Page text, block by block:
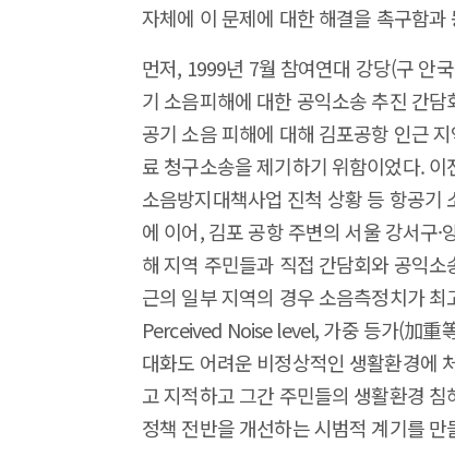
자체에 이 문제에 대한 해결을 촉구함
먼저, 1999년 7월 참여연대 강당(구 안
기 소음피해에 대한 공익소송 추진 간
공기 소음 피해에 대해 김포공항 인근
료 청구소송을 제기하기 위함이었다.
소음방지대책사업 진척 상황 등 항공기
에 이어, 김포 공항 주변의 서울 강서구
해 지역 주민들과 직접 간담회와 공익
근의 일부 지역의 경우 소음측정치가
Perceived Noise level, 가중 등가(加重
대화도 어려운 비정상적인 생활환경에
고 지적하고 그간 주민들의 생활환경
정책 전반을 개선하는 시범적 계기를